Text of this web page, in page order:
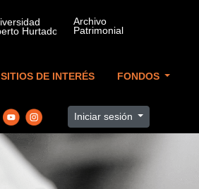
SITIOS DE INTERÉS FONDOS
Iniciar sesión